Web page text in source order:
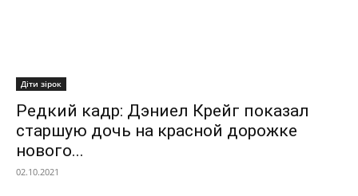
Діти зірок
Редкий кадр: Дэниел Крейг показал
старшую дочь на красной дорожке
нового...
02.10.2021